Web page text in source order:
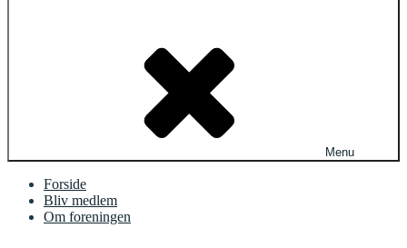
Menu
Forside
Bliv medlem
Om foreningen